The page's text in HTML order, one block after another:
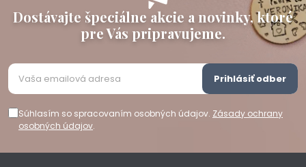
Dostávajte špeciálne akcie a novinky, ktoré
pre Vás pripravujeme.
Súhlasím so spracovaním osobných údajov. Zásady ochrany
osobných údajov.
Prihlásiť odber